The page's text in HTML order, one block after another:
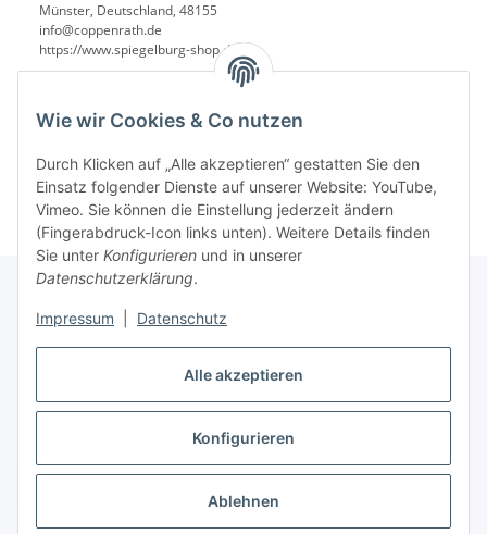
Alle akzeptieren
Konfigurieren
Ablehnen
Wie wir Cookies & Co nutzen
Durch Klicken auf „Alle akzeptieren“ gestatten Sie den
Einsatz folgender Dienste auf unserer Website: YouTube,
Vimeo. Sie können die Einstellung jederzeit ändern
(Fingerabdruck-Icon links unten). Weitere Details finden
Sie unter Konfigurieren und in unserer
Datenschutzerklärung.
Impressum Datenschutz
Münster, Deutschland, 48155
info@coppenrath.de
https://www.spiegelburg-shop.de/
Gesetzliche Informationen